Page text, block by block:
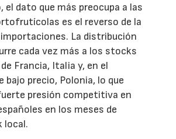
el dato que más preocupa a las
es el reverso de la
La distribución
cada vez más a los stocks
Francia, Italia y, en el
bajo precio, Polonia, lo que
presión competitiva en
en los meses de
local.